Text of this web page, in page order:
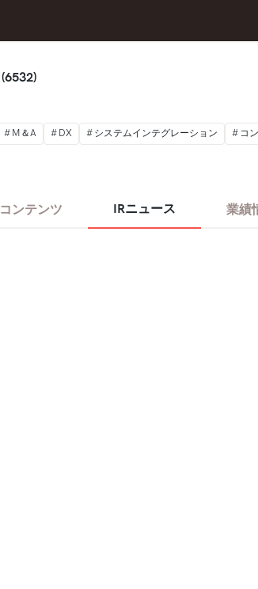
(6532)
M＆A DX システムインテグレーション コ
コンテンツ IRニュース 業績